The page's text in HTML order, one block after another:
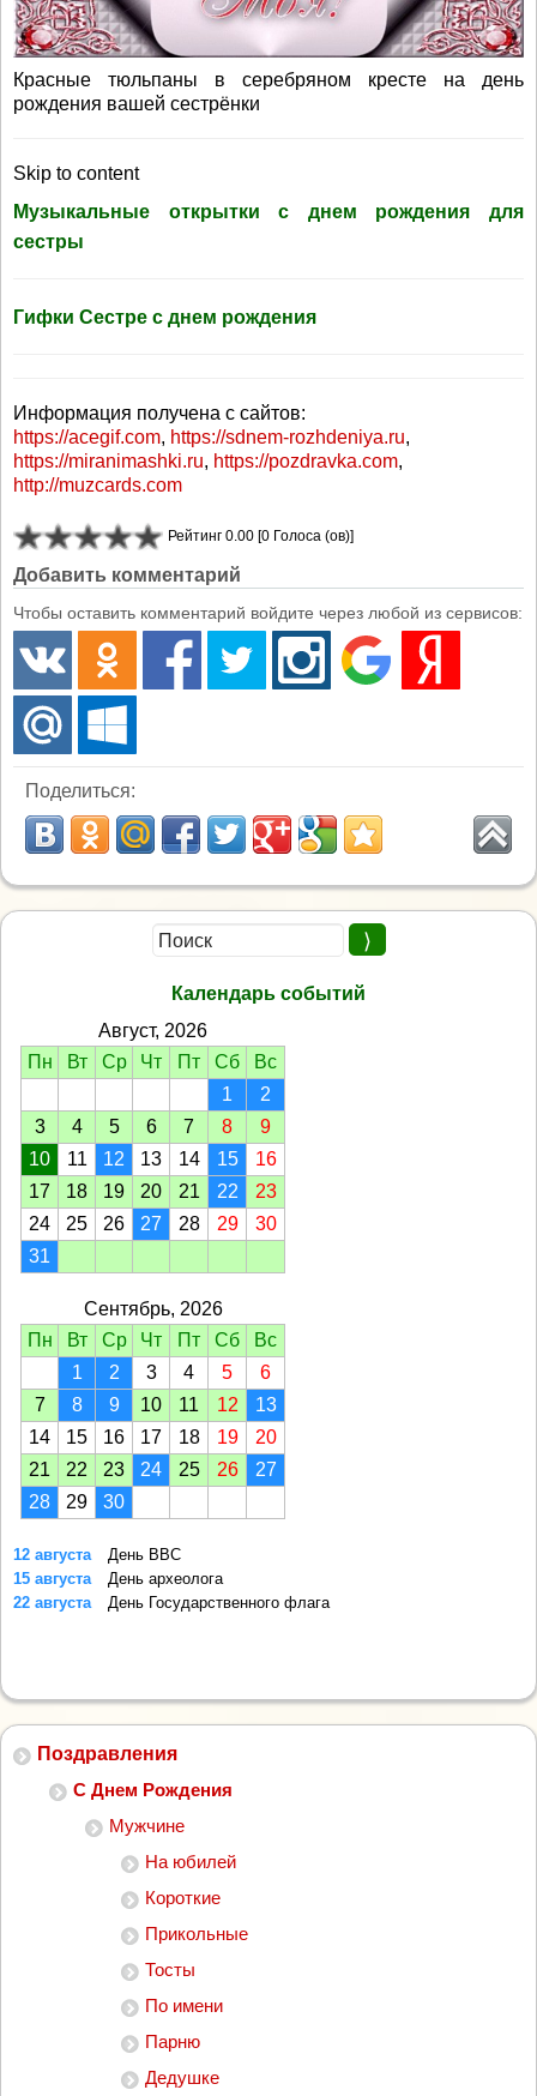
Поздравления
С Днем Рождения
Мужчине
На юбилей
Короткие
Прикольные
Тосты
По имени
Парню
Дедушке
Красные тюльпаны в серебряном кресте на день
рождения вашей сестрёнки
Skip to content
Музыкальные открытки с днем рождения для
сестры
Гифки Сестре с днем рождения
Информация получена с сайтов:
https://acegif.com, https://sdnem-rozhdeniya.ru,
https://miranimashki.ru, https://pozdravka.com,
http://muzcards.com
Рейтинг 0.00 [0 Голоса (ов)]
Добавить комментарий
Чтобы оставить комментарий войдите через любой из сервисов:
Поделиться:
Календарь событий
Август, 2026
Пн
Вт Ср Чт Пт Сб
Вс
1
2
3
4 5 6 7 8
9
10
11 12 13 14 15
16
17
18 19 20 21 22
23
24
25 26 27 28 29
30
31
Сентябрь, 2026
Пн
Вт Ср Чт Пт Сб
Вс
1
2 3 4 5
6
7
8 9 10 11 12
13
14
15 16 17 18 19
20
21
22 23 24 25 26
27
28
29 30
12 августа
День ВВС
15 августа
День археолога
22 августа
День Государственного флага